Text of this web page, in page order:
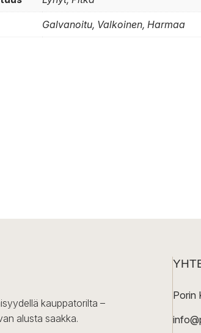
Galvanoitu, Valkoinen, Harmaa
kauppatorilta –
alusta saakka.
Porin